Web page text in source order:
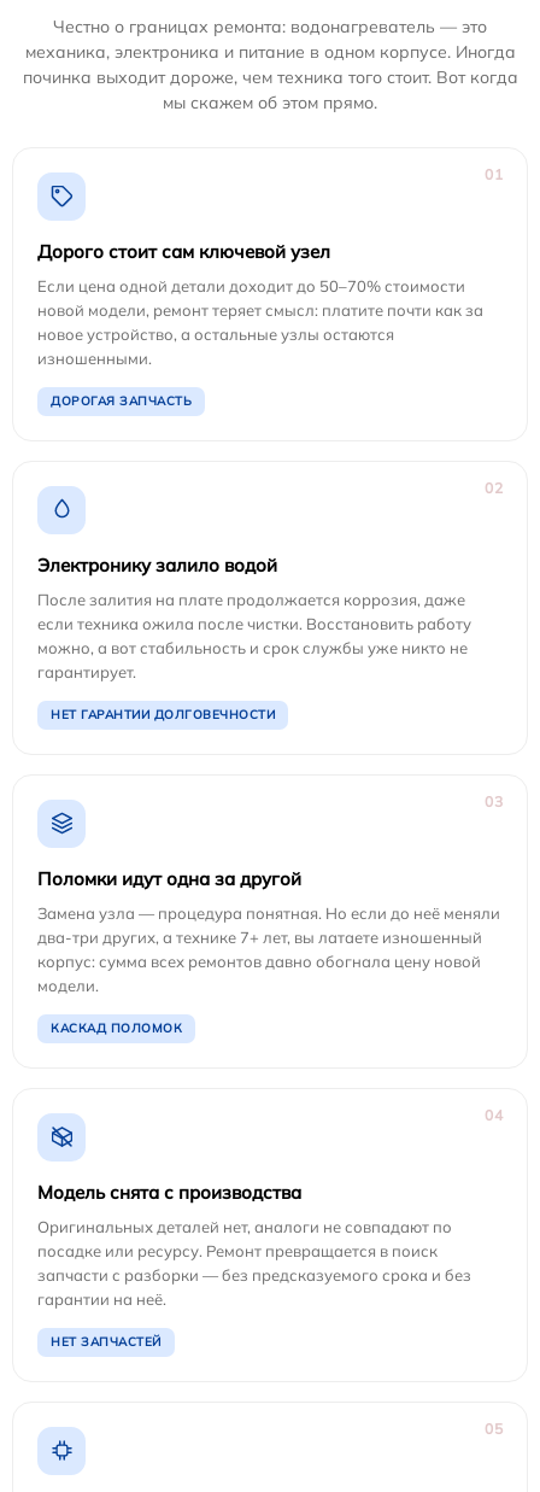
Честно о границах ремонта: водонагреватель — это
механика, электроника и питание в одном корпусе. Иногда
починка выходит дороже, чем техника того стоит. Вот когда
мы скажем об этом прямо.
01
Дорого стоит сам ключевой узел
Если цена одной детали доходит до 50–70% стоимости
новой модели, ремонт теряет смысл: платите почти как за
новое устройство, а остальные узлы остаются
изношенными.
ДОРОГАЯ ЗАПЧАСТЬ
02
Электронику залило водой
После залития на плате продолжается коррозия, даже
если техника ожила после чистки. Восстановить работу
можно, а вот стабильность и срок службы уже никто не
гарантирует.
НЕТ ГАРАНТИИ ДОЛГОВЕЧНОСТИ
03
Поломки идут одна за другой
Замена узла — процедура понятная. Но если до неё меняли
два-три других, а технике 7+ лет, вы латаете изношенный
корпус: сумма всех ремонтов давно обогнала цену новой
модели.
КАСКАД ПОЛОМОК
04
Модель снята с производства
Оригинальных деталей нет, аналоги не совпадают по
посадке или ресурсу. Ремонт превращается в поиск
запчасти с разборки — без предсказуемого срока и без
гарантии на неё.
НЕТ ЗАПЧАСТЕЙ
05